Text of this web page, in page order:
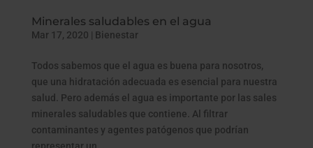
Minerales saludables en el agua
Mar 17, 2020 | Bienestar
Todos sabemos que el agua es buena para nosotros,
que una hidratación adecuada es esencial para nuestra
salud. Pero además el agua es importante por las sales
minerales saludables que contiene. Al filtrar
contaminantes y agentes patógenos que podrían